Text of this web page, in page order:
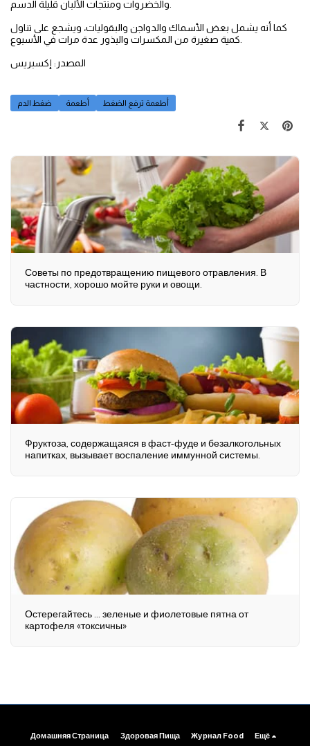
كما أنه يشمل بعض الأسماك والدواجن والبقوليات، ويشجع على تناول
المصدر: إكسبريس
ضغط الدم أطعمة أطعمة ترفع الضغط
Советы по предотвращению пищевого отравления. В
частности, хорошо мойте руки и овощи.
Фруктоза, содержащаяся в фаст-фуде и безалкогольных
напитках, вызывает воспаление иммунной системы.
Остерегайтесь ... зеленые и фиолетовые пятна от
картофеля «токсичны»
Домашняя Страница Здоровая Пища Журнал Food Ещё